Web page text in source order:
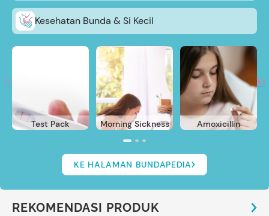
Kesehatan Bunda & Si Kecil
Test Pack Morning Sickness Amoxicillin
KE HALAMAN BUNDAPEDIA
REKOMENDASI PRODUK